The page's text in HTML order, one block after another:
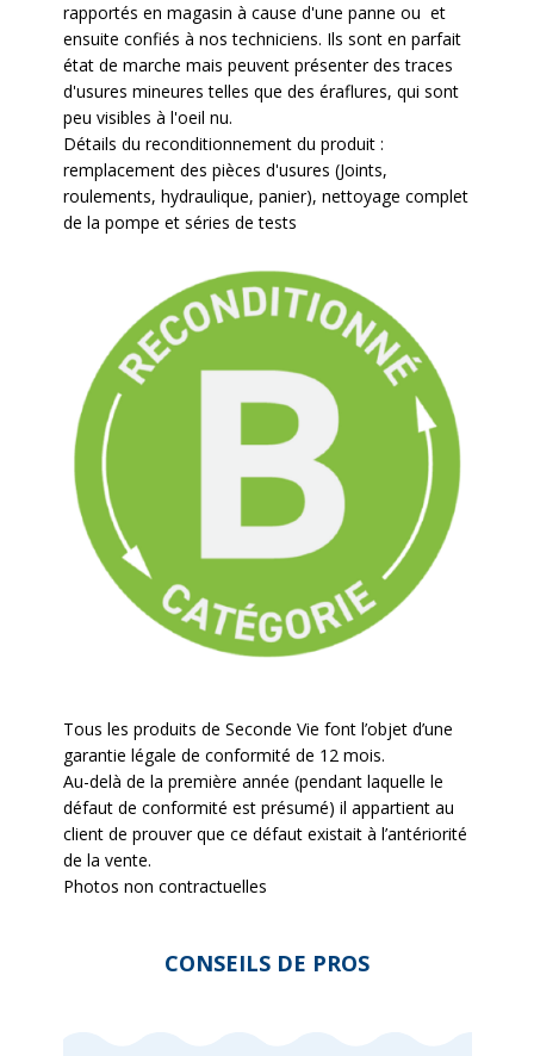
rapportés en magasin à cause d'une panne ou et
ensuite confiés à nos techniciens. Ils sont en parfait
état de marche mais peuvent présenter des traces
d'usures mineures telles que des éraflures, qui sont
peu visibles à l'oeil nu.
Détails du reconditionnement du produit :
remplacement des pièces d'usures (Joints,
roulements, hydraulique, panier), nettoyage complet
de la pompe et séries de tests
Tous les produits de Seconde Vie font l’objet d’une
garantie légale de conformité de 12 mois.
Au-delà de la première année (pendant laquelle le
défaut de conformité est présumé) il appartient au
client de prouver que ce défaut existait à l’antériorité
de la vente.
Photos non contractuelles
CONSEILS DE PROS